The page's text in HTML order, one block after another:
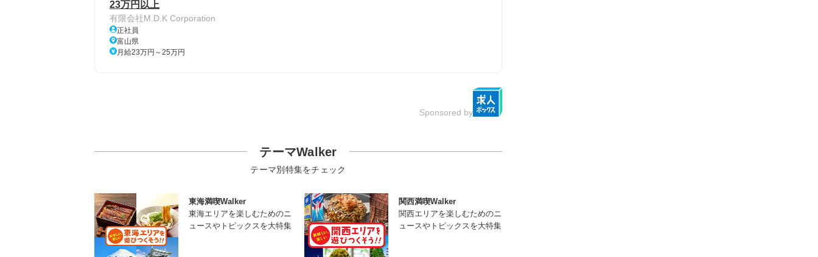
23万円以上
有限会社M.D.K Corporation
正社員
富山県
月給23万円～25万円
Sponsored by
テーマWalker
テーマ別特集をチェック
東海満喫Walker
東海エリアを楽しむためのニ
ュースやトピックスを大特集
関西満喫Walker
関西エリアを楽しむためのニ
ュースやトピックスを大特集